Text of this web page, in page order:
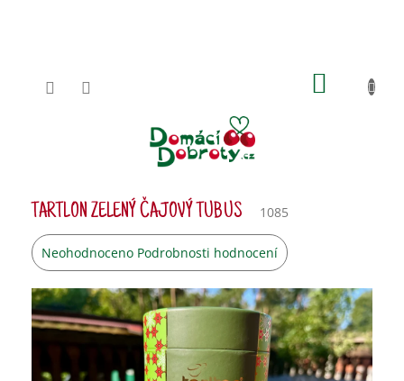
TARTLON ZELENÝ ČAJOVÝ TUBUS 1085
Průměrné
hodnocení
produktu
je
0,0
hvězdiček.
Neohodnoceno Podrobnosti hodnocení